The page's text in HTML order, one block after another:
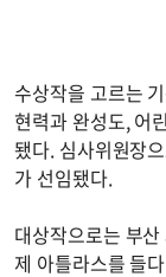
수상작을 고르는
현력과 완성도, 어
됐다. 심사위원장
가 선임됐다.
대상작으로는 부
제 아틀라스를 들